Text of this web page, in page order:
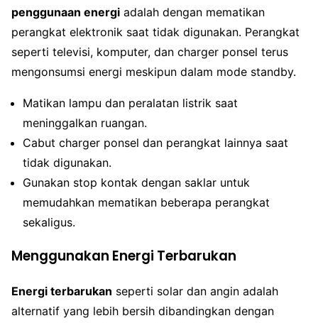
penggunaan energi adalah dengan mematikan
perangkat elektronik saat tidak digunakan. Perangkat
seperti televisi, komputer, dan charger ponsel terus
mengonsumsi energi meskipun dalam mode standby.
Matikan lampu dan peralatan listrik saat
meninggalkan ruangan.
Cabut charger ponsel dan perangkat lainnya saat
tidak digunakan.
Gunakan stop kontak dengan saklar untuk
memudahkan mematikan beberapa perangkat
sekaligus.
Menggunakan Energi Terbarukan
Energi terbarukan seperti solar dan angin adalah
alternatif yang lebih bersih dibandingkan dengan